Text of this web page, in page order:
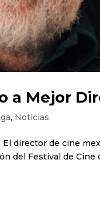
a Mejor
, Noticias
director de cine
del Festival de Cine